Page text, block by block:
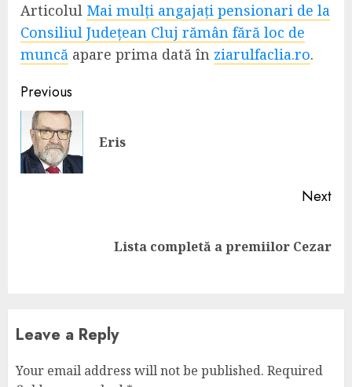
Articolul Mai mulți angajați pensionari de la
Consiliul Județean Cluj rămân fără loc de
muncă apare prima dată în ziarulfaclia.ro.
Continue
Reading
Previous
Eris
Next
Lista completă a premiilor Cezar
Leave a Reply
Your email address will not be published. Required